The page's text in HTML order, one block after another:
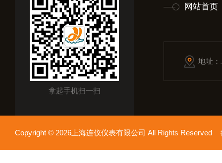
拿起手机扫一扫
网站首页
地址
Copyright © 2026上海连仪仪表有限公司 All Rights Reserved